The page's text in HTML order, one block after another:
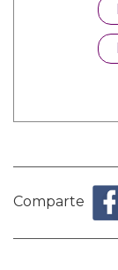
Comparte